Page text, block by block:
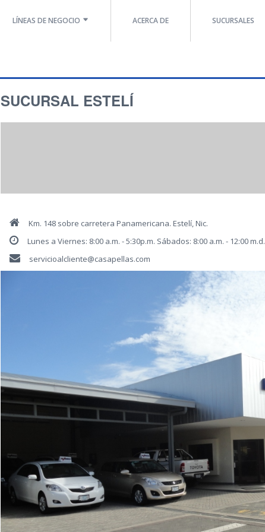
LÍNEAS DE NEGOCIO ACERCA DE SUCURSALES
SUCURSAL ESTELÍ
Km. 148 sobre carretera Panamericana. Estelí, Nic.
Lunes a Viernes: 8:00 a.m. - 5:30p.m. Sábados: 8:00 a.m. - 12:00 m.d.
servicioalcliente@casapellas.com